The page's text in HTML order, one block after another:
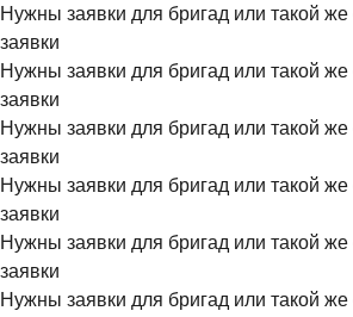
Нужны заявки для бригад или такой же
заявки
Нужны заявки для бригад или такой же
заявки
Нужны заявки для бригад или такой же
заявки
Нужны заявки для бригад или такой же
заявки
Нужны заявки для бригад или такой же
заявки
Нужны заявки для бригад или такой же